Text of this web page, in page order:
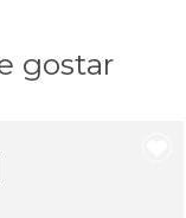
gostar